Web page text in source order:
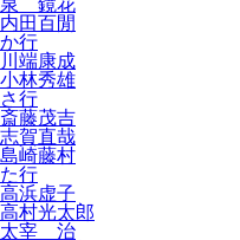
泉 鏡花
内田百閒
か行
川端康成
小林秀雄
さ行
斎藤茂吉
志賀直哉
島崎藤村
た行
高浜虚子
高村光太郎
太宰 治